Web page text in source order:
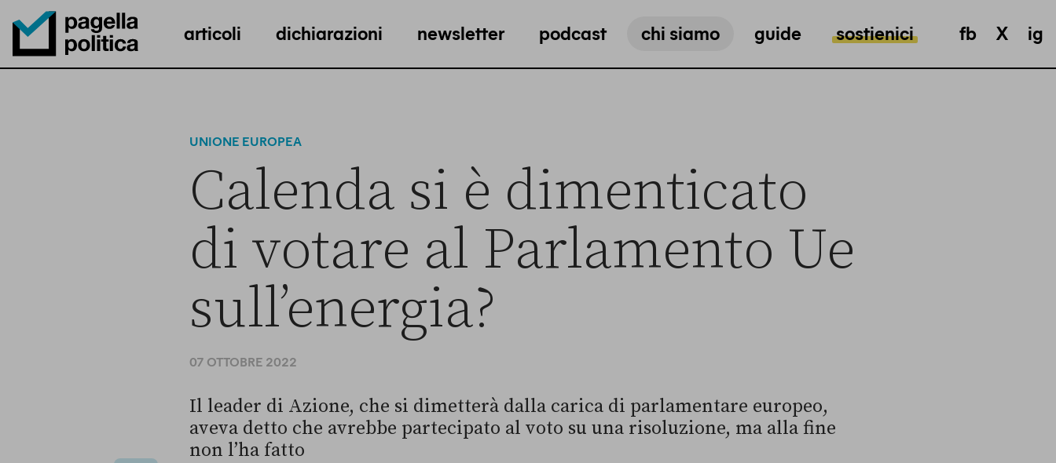
Pagella Politica Logo
articoli dichiarazioni newsletter podcast chi siamo guide sostienici fb X ig
UNIONE EUROPEA
Calenda si è dimenticato
di votare al Parlamento Ue
sull’energia?
07 OTTOBRE 2022
Il leader di Azione, che si dimetterà dalla carica di parlamentare europeo,
aveva detto che avrebbe partecipato al voto su una risoluzione, ma alla fine
non l’ha fatto